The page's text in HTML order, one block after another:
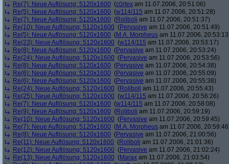
Re(7): Neue Auflösung: 5120x1600 (c0rtex am 11.07.2006, 20:51:06)
Re(5): Neue Auflösung: 5120x1600 (w114/115 am 11.07.2006, 20:51:28)
Re(7): Neue Auflösung: 5120x1600 (Roliboli am 11.07.2006, 20:51:37)
Re(10): Neue Auflösung: 5120x1600 (Pervasive am 11.07.2006, 20:51:49)
Re(5): Neue Auflösung: 5120x1600 (M.A. Morpheus am 11.07.2006,
Re(23): Neue Auflösung: 5120x1600 (w114/115 am 11.07.2006, 20:53:17)
Re(8): Neue Auflösung: 5120x1600 (Pervasive am 11.07.2006, 20:53:24)
Re(24): Neue Auflösung: 5120x1600 (Pervasive am 11.07.2006, 20:53:56)
Re(8): Neue Auflösung: 5120x1600 (Pervasive am 11.07.2006, 20:54:38)
Re(6): Neue Auflösung: 5120x1600 (Pervasive am 11.07.2006, 20:55:09)
Re(6): Neue Auflösung: 5120x1600 (Pervasive am 11.07.2006, 20:55:38)
Re(24): Neue Auflösung: 5120x1600 (Roliboli am 11.07.2006, 20:55:43)
Re(25): Neue Auflösung: 5120x1600 (w114/115 am 11.07.2006, 20:56:26)
Re(7): Neue Auflösung: 5120x1600 (w114/115 am 11.07.2006, 20:58:08)
Re(9): Neue Auflösung: 5120x1600 (Roliboli am 11.07.2006, 20:59:19)
Re(10): Neue Auflösung: 5120x1600 (Pervasive am 11.07.2006, 20:59:45)
Re(7): Neue Auflösung: 5120x1600 (M.A. Morpheus am 11.07.2006,
Re(8): Neue Auflösung: 5120x1600 (Pervasive am 11.07.2006, 21:00:56)
Re(11): Neue Auflösung: 5120x1600 (Roliboli am 11.07.2006, 21:01:36)
Re(12): Neue Auflösung: 5120x1600 (Pervasive am 11.07.2006, 21:02:24)
Re(13): Neue Auflösung: 5120x1600 (Marax am 11.07.2006, 21:03:54)